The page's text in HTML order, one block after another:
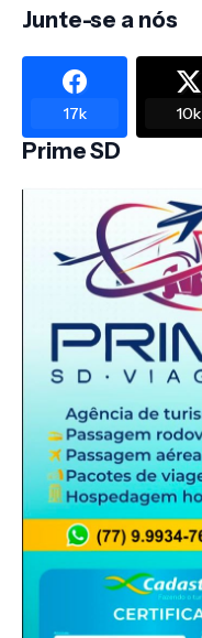
Junte-se a nós
17k 10k
Prime SD